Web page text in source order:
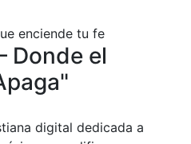
enciende tu fe
Donde el
digital dedicada a